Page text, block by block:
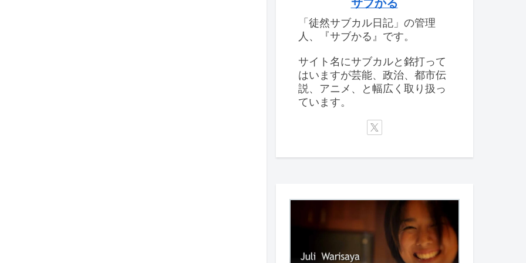
サブかる
「徒然サブカル日記」の管理
人、『サブかる』です。
サイト名にサブカルと銘打って
はいますが芸能、政治、都市伝
説、アニメ、と幅広く取り扱っ
ています。